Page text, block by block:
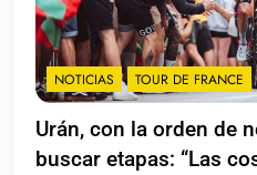
NOTICIAS TOUR DE FRANCE
Urán, con la orden de
buscar etapas: “Las